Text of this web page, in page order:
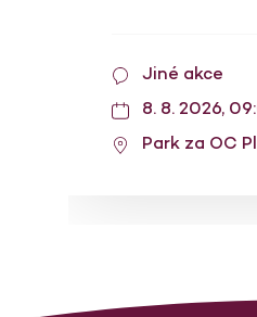
Jiné akce
8. 8. 2026,
Park za OC